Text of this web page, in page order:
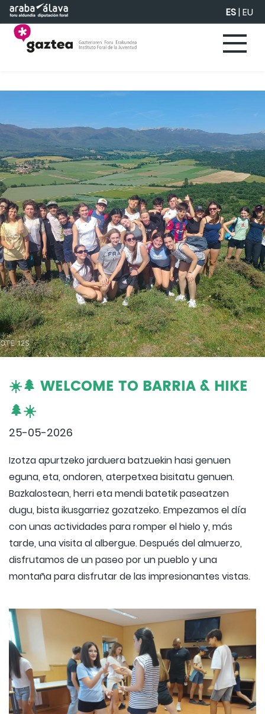
Saltar al contenido principal ES|EU
☀️🌲 WELCOME TO BARRIA & HIKE
🌲☀️
25-05-2026
Izotza apurtzeko jarduera batzuekin hasi genuen
eguna, eta, ondoren, aterpetxea bisitatu genuen.
Bazkalostean, herri eta mendi batetik paseatzen
dugu, bista ikusgarriez gozatzeko. Empezamos el día
con unas actividades para romper el hielo y, más
tarde, una visita al albergue. Después del almuerzo,
disfrutamos de un paseo por un pueblo y una
montaña para disfrutar de las impresionantes vistas.